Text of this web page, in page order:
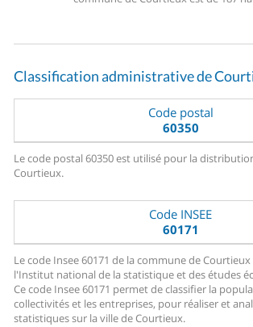
Classification administrative de
Code postal
60350
Le code postal 60350 est utilisé pour la
Courtieux.
Code INSEE
60171
Le code Insee 60171 de la commune de
l'Institut national de la statistique et des études
Ce code Insee 60171 permet de classifier la
collectivités et les entreprises, pour réaliser et
statistiques sur la ville de Courtieux.